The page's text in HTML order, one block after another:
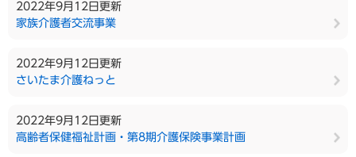
2022年9月12日更新
家族介護者交流事業
2022年9月12日更新
さいたま介護ねっと
2022年9月12日更新
高齢者保健福祉計画・第8期介護保険事業計画